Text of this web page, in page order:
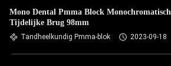
Mono Dental Pmma Block
Tijdelijke Brug 98mm
Tandheelkundig Pmma-blok 2023-09-18